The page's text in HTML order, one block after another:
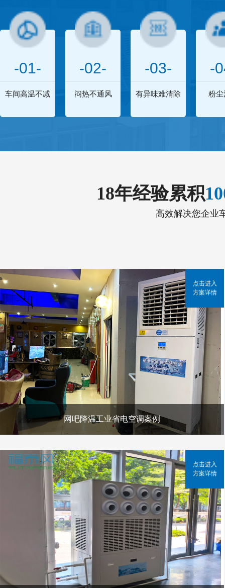
-01-
车间高温不减
-02-
闷热不通风
-03-
有异味难清除
-
粉尘
18年经验累积
高效解决您企业
网吧降温工业省电空调案例
点击进入
方案详情
点击进入
方案详情